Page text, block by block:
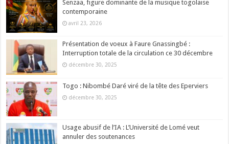
Senzaa, figure dominante de la musique togolaise
contemporaine
avril 23, 2026
Présentation de voeux à Faure Gnassingbé :
Interruption totale de la circulation ce 30 décembre
décembre 30, 2025
Togo : Nibombé Daré viré de la tête des Eperviers
décembre 30, 2025
Usage abusif de l’IA : L’Université de Lomé veut
annuler des soutenances